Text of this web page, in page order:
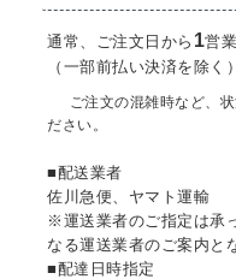
通常、ご注文日から 1営
（一部前払い決済を除く）
ご注文の混雑時など、
ださい。
■配送業者
佐川急便、ヤマト運輸
※運送業者のご指定は承
なる運送業者のご案内と
■配達日時指定